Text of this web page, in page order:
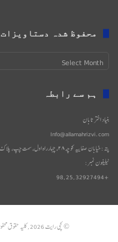
محفوظ شدہ دستاویزات
ہم سے رابطہ
بنیاد اختر تابان
Info@allamahrizvi.com
پتہ: خیابان صفاییه کوچه۲۸، چهار‌راه اول، سمت چپ، پلاک۶۳.
ٹیلیفون نمبر:
+98,25,32927494
© کپی رایت 2026, کلیه حقوق محفوظ است |